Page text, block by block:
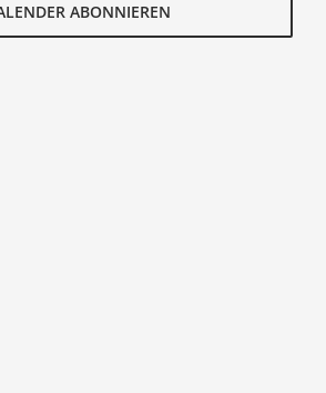
ABONNIEREN